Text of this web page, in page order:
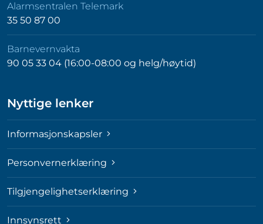
Alarmsentralen Telemark
35 50 87 00
Barnevernvakta
90 05 33 04 (16:00-08:00 og helg/høytid)
Nyttige lenker
Informasjonskapsler
Personvernerklæring
Tilgjengelighetserklæring
Innsynsrett